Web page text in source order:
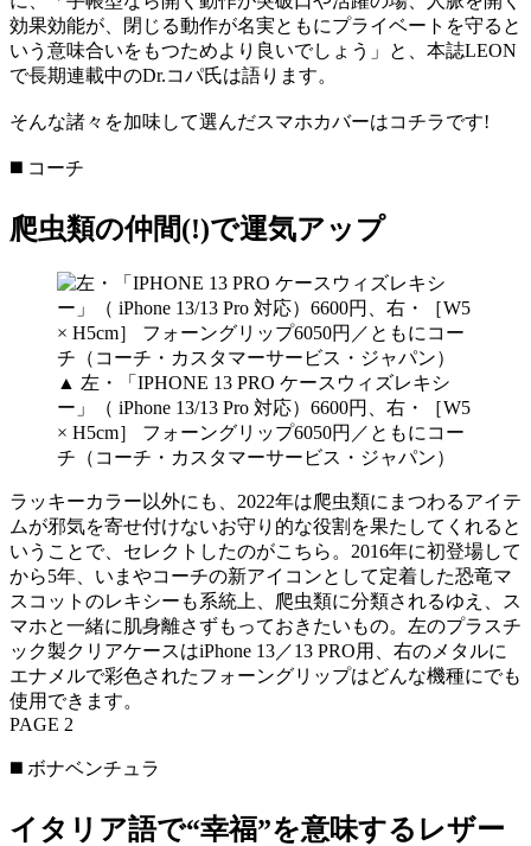
効果効能が、閉じる動作が名実ともにプライベートを守ると
いう意味合いをもつためより良いでしょう」と、本誌LEON
で長期連載中のDr.コパ氏は語ります。
そんな諸々を加味して選んだスマホカバーはコチラです!
◼️ コーチ
爬虫類の仲間(!)で運気アップ
▲ 左・「IPHONE 13 PRO ケースウィズレキシ
ー」（ iPhone 13/13 Pro 対応）6600円、右・［W5
× H5cm］ フォーングリップ6050円／ともにコー
チ（コーチ・カスタマーサービス・ジャパン）
ラッキーカラー以外にも、2022年は爬虫類にまつわるアイテ
ムが邪気を寄せ付けないお守り的な役割を果たしてくれると
いうことで、セレクトしたのがこちら。2016年に初登場して
から5年、いまやコーチの新アイコンとして定着した恐竜マ
スコットのレキシーも系統上、爬虫類に分類されるゆえ、ス
マホと一緒に肌身離さずもっておきたいもの。左のプラスチ
ック製クリアケースはiPhone 13／13 PRO用、右のメタルに
エナメルで彩色されたフォーングリップはどんな機種にでも
使用できます。
PAGE 2
◼️ ボナベンチュラ
イタリア語で“幸福”を意味するレザー